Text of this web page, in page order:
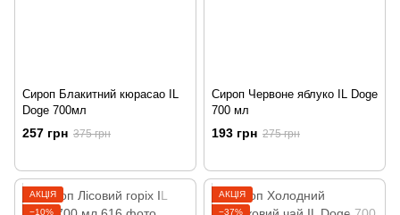
Сироп Блакитний кюрасао IL
Doge 700мл
257 грн 375 грн
Сироп Червоне яблуко IL Doge
700 мл
193 грн 275 грн
АКЦІЯ
−10%
АКЦІЯ
−37%